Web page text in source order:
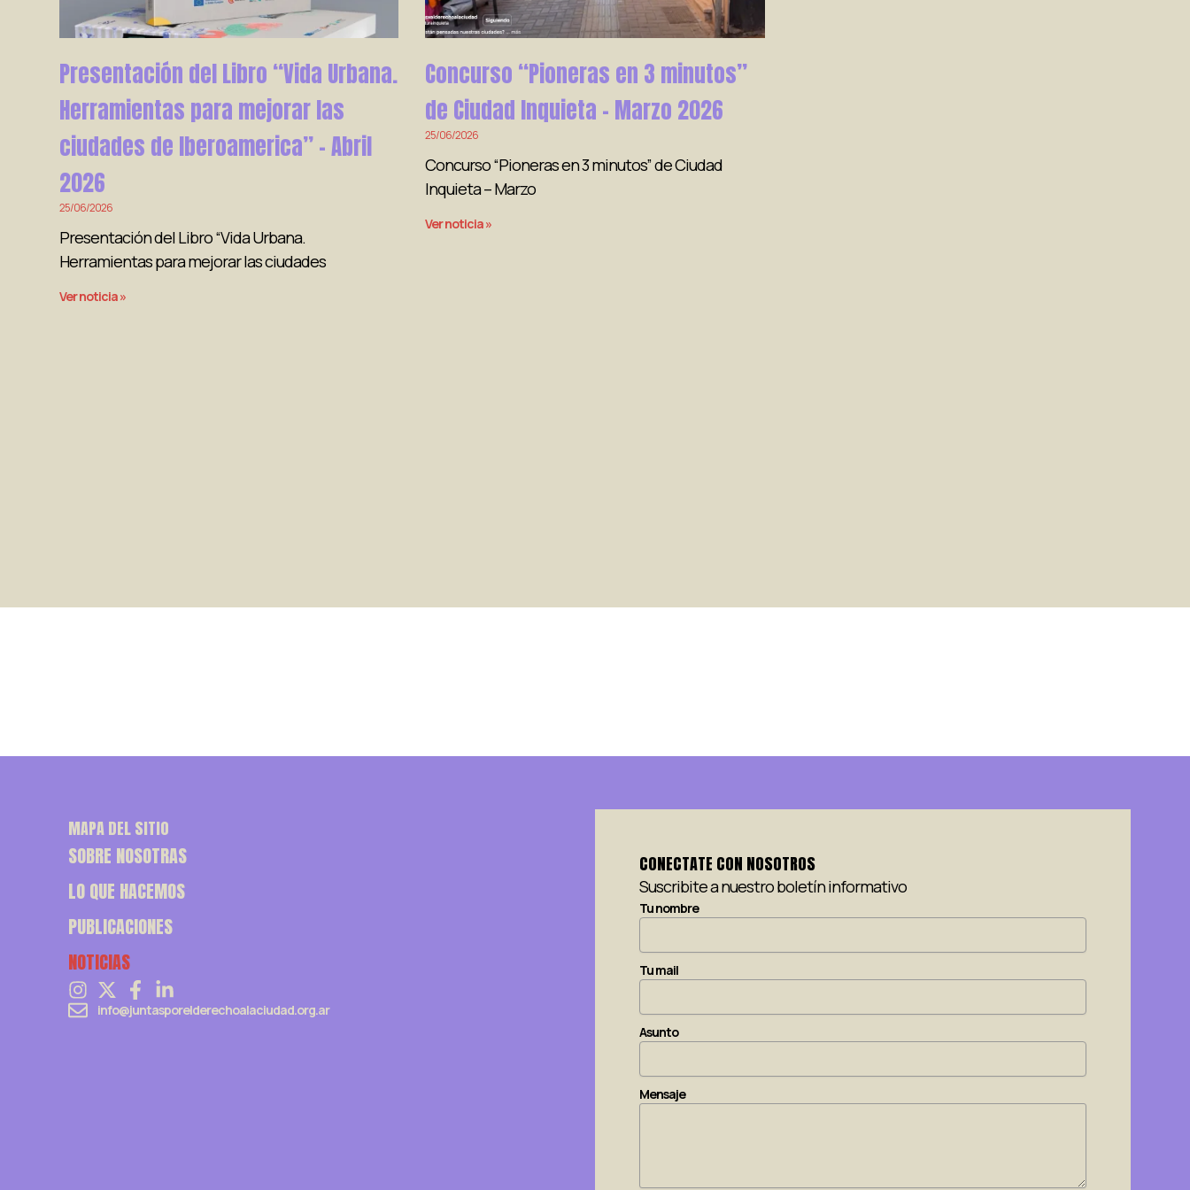
Presentación del Libro “Vida Urbana.
Herramientas para mejorar las
ciudades de Iberoamerica” – Abril
2026
25/06/2026
Presentación del Libro “Vida Urbana.
Herramientas para mejorar las ciudades
Ver noticia »
Concurso “Pioneras en 3 minutos”
de Ciudad Inquieta – Marzo 2026
25/06/2026
Concurso “Pioneras en 3 minutos” de Ciudad
Inquieta – Marzo
Ver noticia »
MAPA DEL SITIO
SOBRE NOSOTRAS
LO QUE HACEMOS
PUBLICACIONES
NOTICIAS
info@juntasporelderechoalaciudad.org.ar
CONECTATE CON NOSOTROS
Suscribite a nuestro boletín informativo
Tu nombre
Tu mail
Asunto
Mensaje